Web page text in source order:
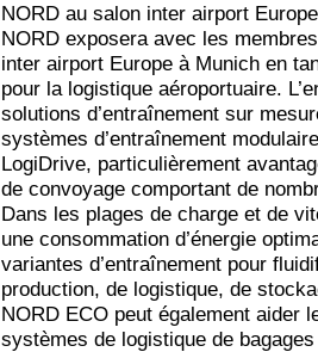
NORD au salon inter airport
NORD exposera avec les
inter airport Europe à Munich en
pour la logistique aéroportuaire.
solutions d’entraînement sur
systèmes d’entraînement
LogiDrive, particulièrement
de convoyage comportant de
Dans les plages de charge et de
une consommation d’énergie
variantes d’entraînement pour
production, de logistique, de
NORD ECO peut également aider
systèmes de logistique de